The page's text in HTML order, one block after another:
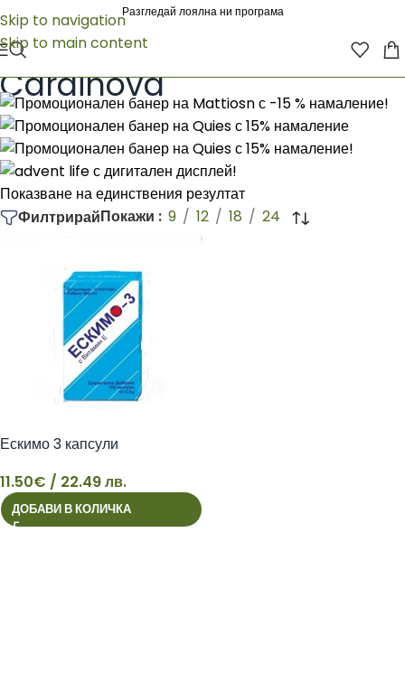
Skip to navigation
Skip to main content
Разгледай лоялна ни програма
Начало/Cardinova
Cardinova
Показване на единствения резултат
ФилтрирайПокажи 9 12 18 24
11
Ескимо 3 капсули
11.50€ / 22.49 лв.
ДОБАВИ В КОЛИЧКА